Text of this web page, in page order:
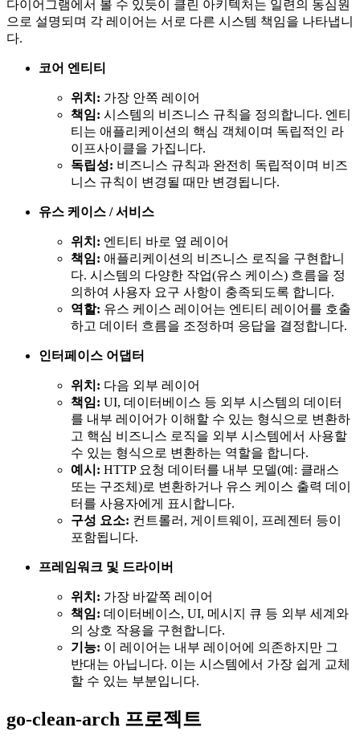
다이어그램에서 볼 수 있듯이 클린 아키텍처는 일련의 동심원
으로 설명되며 각 레이어는 서로 다른 시스템 책임을 나타냅니
다.
코어 엔티티
위치: 가장 안쪽 레이어
책임: 시스템의 비즈니스 규칙을 정의합니다. 엔티
티는 애플리케이션의 핵심 객체이며 독립적인 라
이프사이클을 가집니다.
독립성: 비즈니스 규칙과 완전히 독립적이며 비즈
니스 규칙이 변경될 때만 변경됩니다.
유스 케이스 / 서비스
위치: 엔티티 바로 옆 레이어
책임: 애플리케이션의 비즈니스 로직을 구현합니
다. 시스템의 다양한 작업(유스 케이스) 흐름을 정
의하여 사용자 요구 사항이 충족되도록 합니다.
역할: 유스 케이스 레이어는 엔티티 레이어를 호출
하고 데이터 흐름을 조정하며 응답을 결정합니다.
인터페이스 어댑터
위치: 다음 외부 레이어
책임: UI, 데이터베이스 등 외부 시스템의 데이터
를 내부 레이어가 이해할 수 있는 형식으로 변환하
고 핵심 비즈니스 로직을 외부 시스템에서 사용할
수 있는 형식으로 변환하는 역할을 합니다.
예시: HTTP 요청 데이터를 내부 모델(예: 클래스
또는 구조체)로 변환하거나 유스 케이스 출력 데이
터를 사용자에게 표시합니다.
구성 요소: 컨트롤러, 게이트웨이, 프레젠터 등이
포함됩니다.
프레임워크 및 드라이버
위치: 가장 바깥쪽 레이어
책임: 데이터베이스, UI, 메시지 큐 등 외부 세계와
의 상호 작용을 구현합니다.
기능: 이 레이어는 내부 레이어에 의존하지만 그
반대는 아닙니다. 이는 시스템에서 가장 쉽게 교체
할 수 있는 부분입니다.
go-clean-arch 프로젝트